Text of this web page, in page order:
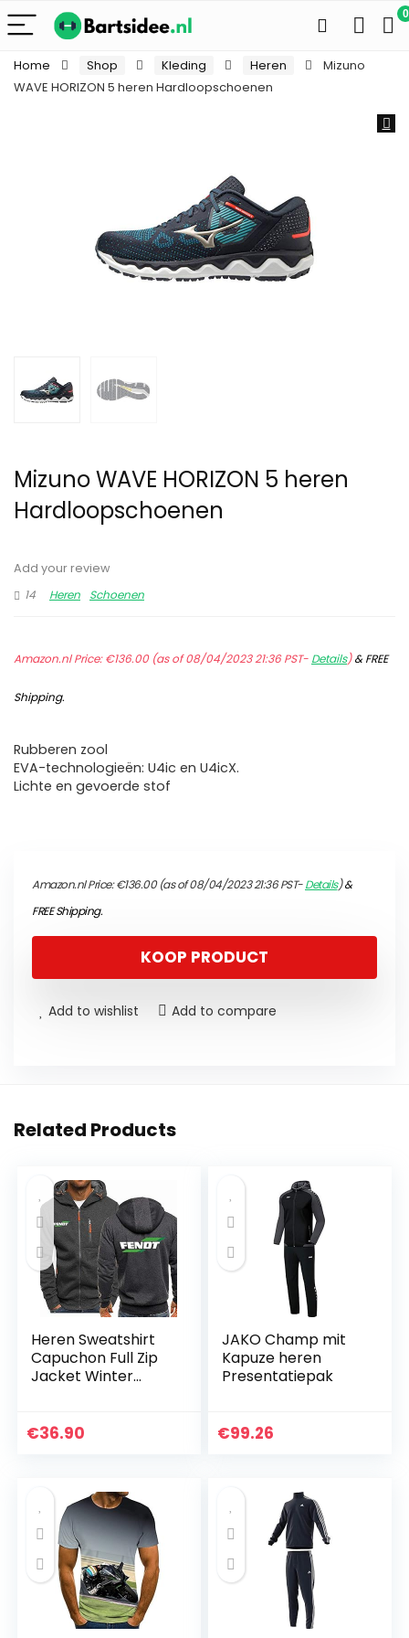
0
Home Shop Kleding Heren
Mizuno
WAVE HORIZON 5 heren Hardloopschoenen
Mizuno WAVE HORIZON 5 heren
Hardloopschoenen
Add your review
14
Heren Schoenen
Amazon.nl Price:€136.00(as of 08/04/2023 21:36 PST- Details)&FREE
Shipping.
Rubberen zool
EVA-technologieën: U4ic en U4icX.
Lichte en gevoerde stof
Amazon.nl Price:€136.00(as of 08/04/2023 21:36 PST-Details)&
FREE Shipping.
KOOP PRODUCT
Add to wishlist Add to compare
Related Products
Heren Sweatshirt
Capuchon Full Zip
Jacket Winter
Casual Plus Size
€36.90
JAKO Champ mit
Kapuze heren
Presentatiepak
€99.26